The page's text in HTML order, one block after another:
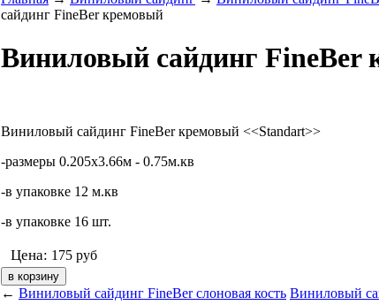
сайдинг FineBer кремовый
Виниловый сайдинг FineBer
Виниловый сайдинг FineBer кремовый <<Standart>>
-размеры 0.205х3.66м - 0.75м.кв
-в упаковке 12 м.кв
-в упаковке 16 шт.
Цена: 175 руб
← Виниловый сайдинг FineBer слоновая кость Виниловый